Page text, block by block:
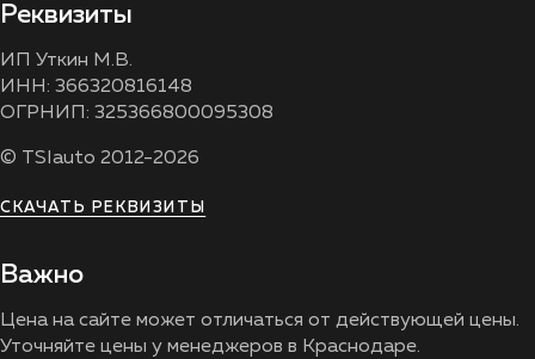
Реквизиты
ИП Уткин М.В.
ИНН: 366320816148
ОГРНИП: 325366800095308
© TSIauto 2012-2026
СКАЧАТЬ РЕКВИЗИТЫ
Важно
Цена на сайте может отличаться от действующей цены.
Уточняйте цены у менеджеров в Краснодаре.